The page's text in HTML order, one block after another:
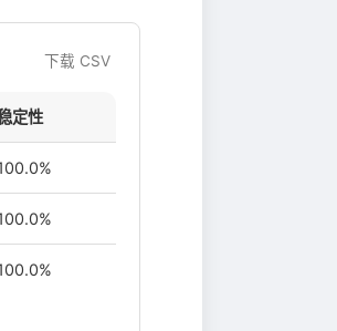
下载 CSV
定性